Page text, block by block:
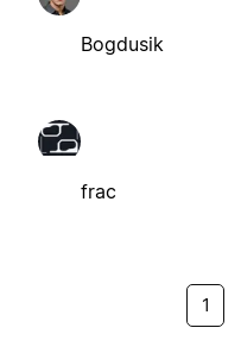
Bogdusik
frac
1